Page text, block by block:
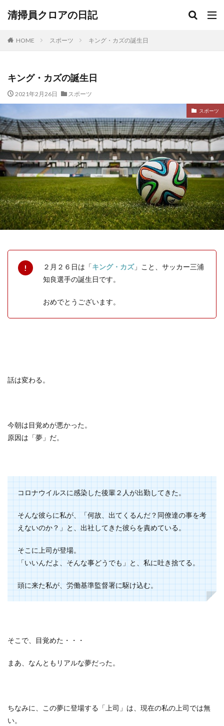
清掃員クロアの日記
HOME スポーツ キング・カズの誕生日
キング・カズの誕生日
2021年2月26日 スポーツ
スポーツ
２月２６日は「キング・カズ」こと、サッカー三浦
知良選手の誕生日です。
おめでとうございます。
話は変わる。
今朝は目覚めが悪かった。
原因は「夢」だ。
コロナウイルスに感染した後輩２人が出勤してきた。
そんな彼らに私が、「何故、出てくるんだ？同僚達の事を考
えないのか？」と、出社してきた彼らを責めている。
そこに上司が登場。
「いいんだよ、そんな事どうでも」と、私に吐き捨てる。
頭に来た私が、労働基準監督署に駆け込む。
そこで、目覚めた・・・
まあ、なんともリアルな夢だった。
ちなみに、この夢に登場する「上司」は、現在の私の上司では無
い。